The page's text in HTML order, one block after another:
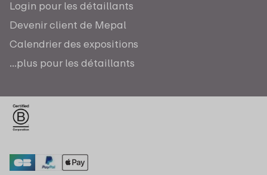
Login pour les détaillants
Devenir client de Mepal
Calendrier des expositions
...plus pour les détaillants